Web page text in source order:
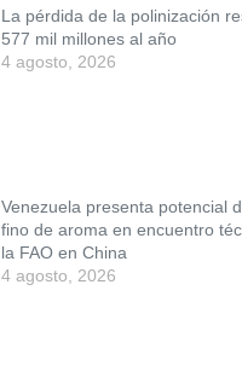
La pérdida de la polinización
577 mil millones al año
4 agosto, 2026
Venezuela presenta potencial
fino de aroma en encuentro
la FAO en China
4 agosto, 2026